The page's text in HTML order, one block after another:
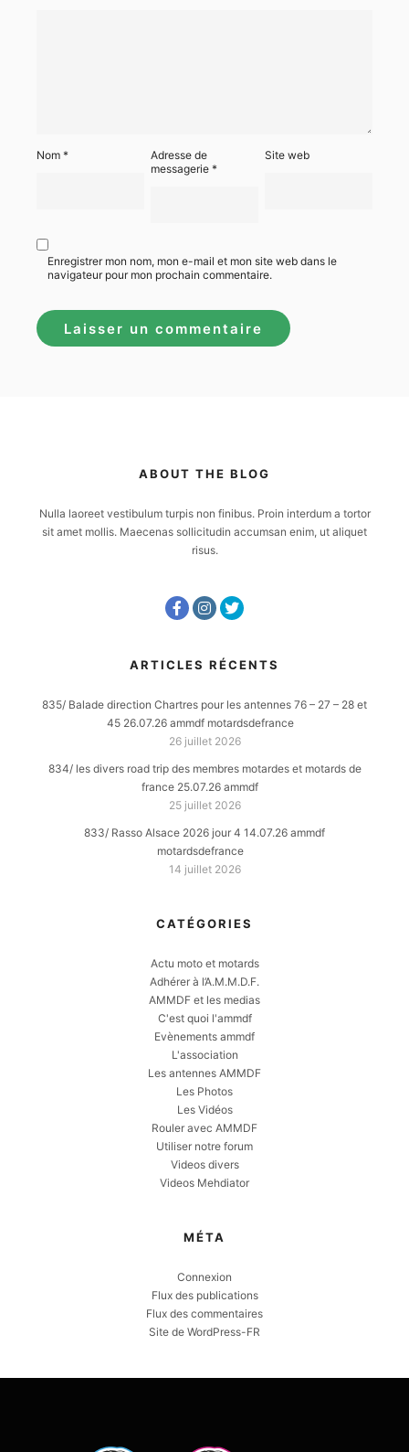
Nom *
Adresse de
messagerie*
Site web
Enregistrer mon nom, mon e-mail et mon site web dans le
navigateur pour mon prochain commentaire.
ABOUT THE BLOG
Nulla laoreet vestibulum turpis non finibus. Proin interdum a tortor
sit amet mollis. Maecenas sollicitudin accumsan enim, ut aliquet
risus.
ARTICLES RÉCENTS
835/ Balade direction Chartres pour les antennes 76 – 27 – 28 et
45 26.07.26 ammdf motardsdefrance
26 juillet 2026
834/ les divers road trip des membres motardes et motards de
france 25.07.26 ammdf
25 juillet 2026
833/ Rasso Alsace 2026 jour 4 14.07.26 ammdf
motardsdefrance
14 juillet 2026
CATÉGORIES
Actu moto et motards
Adhérer à l’A.M.M.D.F.
AMMDF et les medias
C'est quoi l'ammdf
Evènements ammdf
L'association
Les antennes AMMDF
Les Photos
Les Vidéos
Rouler avec AMMDF
Utiliser notre forum
Videos divers
Videos Mehdiator
MÉTA
Connexion
Flux des publications
Flux des commentaires
Site de WordPress-FR